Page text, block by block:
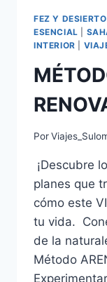
FEZ Y
ESENCIAL
INTERIOR
Por
¡Descubre
planes que
cómo este
tu vida.
de la
Método